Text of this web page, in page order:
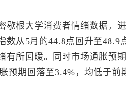
歇根大学消费者情绪数据，
数从5月的44.8点回升至48.9
有所回暖。同时市场通胀预
预期回落至3.4%，均低于前